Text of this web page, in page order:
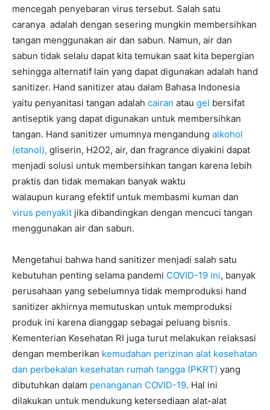
mencegah penyebaran virus tersebut. Salah satu
caranya adalah dengan sesering mungkin membersihkan
tangan menggunakan air dan sabun. Namun, air dan
sabun tidak selalu dapat kita temukan saat kita bepergian
sehingga alternatif lain yang dapat digunakan adalah hand
sanitizer. Hand sanitizer atau dalam Bahasa Indonesia
yaitu penyanitasi tangan adalah cairan atau gel bersifat
antiseptik yang dapat digunakan untuk membersihkan
tangan. Hand sanitizer umumnya mengandung alkohol
(etanol), gliserin, H2O2, air, dan fragrance diyakini dapat
menjadi solusi untuk membersihkan tangan karena lebih
praktis dan tidak memakan banyak waktu
walaupun kurang efektif untuk membasmi kuman dan
virus penyakit jika dibandingkan dengan mencuci tangan
menggunakan air dan sabun.
Mengetahui bahwa hand sanitizer menjadi salah satu
kebutuhan penting selama pandemi COVID-19 ini, banyak
perusahaan yang sebelumnya tidak memproduksi hand
sanitizer akhirnya memutuskan untuk memproduksi
produk ini karena dianggap sebagai peluang bisnis.
Kementerian Kesehatan RI juga turut melakukan relaksasi
dengan memberikan kemudahan perizinan alat kesehatan
dan perbekalan kesehatan rumah tangga (PKRT) yang
dibutuhkan dalam penanganan COVID-19. Hal ini
dilakukan untuk mendukung ketersediaan alat-alat